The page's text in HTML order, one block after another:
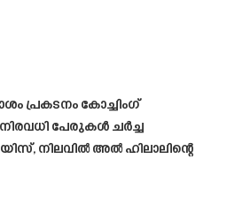
പ്രകടനം കോച്ചിംഗ്
പേരുകൾ ചർച്ച
നിലവിൽ അൽ ഹിലാലിന്റെ